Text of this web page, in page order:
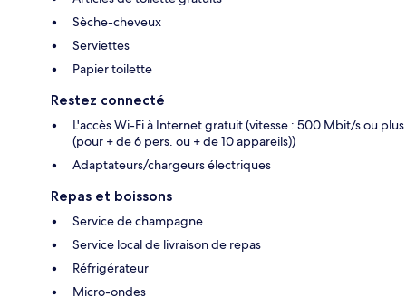
Sèche-cheveux
Serviettes
Papier toilette
Restez connecté
L'accès Wi-Fi à Internet gratuit (vitesse : 500 Mbit/s ou plus
(pour + de 6 pers. ou + de 10 appareils))
Adaptateurs/chargeurs électriques
Repas et boissons
Service de champagne
Service local de livraison de repas
Réfrigérateur
Micro-ondes